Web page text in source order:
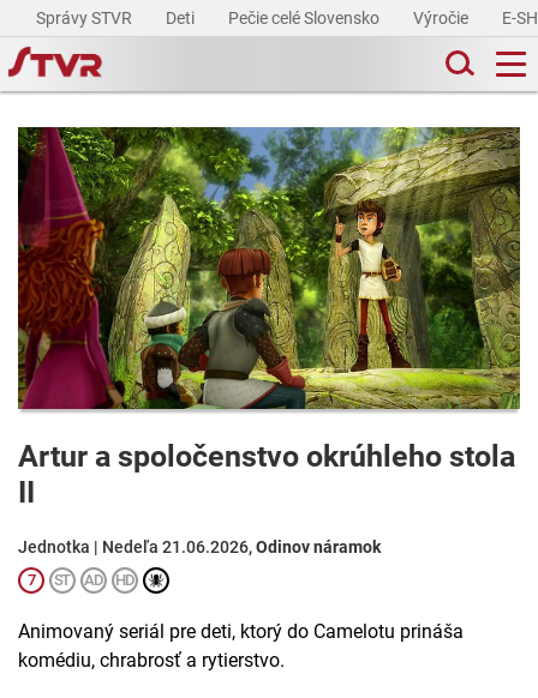
Správy STVR Deti Pečie celé Slovensko Výročie E-
Artur a spoločenstvo okrúhleho stola
II
Jednotka | Nedeľa 21.06.2026,Odinov náramok
Animovaný seriál pre deti, ktorý do Camelotu prináša
komédiu, chrabrosť a rytierstvo.